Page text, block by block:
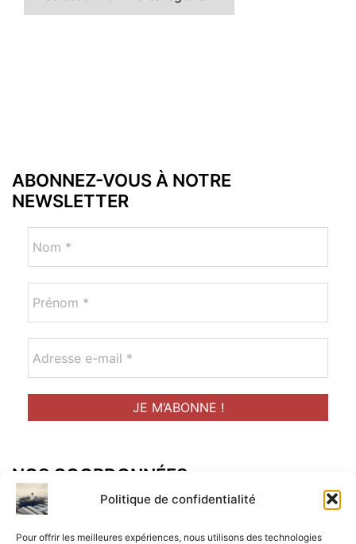
Politique de confidentialité
Pour offrir les meilleures expériences, nous utilisons des technologies
ABONNEZ-VOUS À NOTRE
NEWSLETTER
NOS COORDONNÉES
Adresse postal :
ALCF